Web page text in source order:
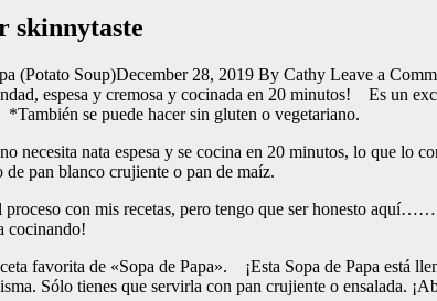
skinnytaste
(Potato Soup)December 28, 2019 By Cathy Leave a
espesa y cremosa y cocinada en 20 minutos! Es un
se puede hacer sin gluten o vegetariano.
necesita nata espesa y se cocina en 20 minutos, lo que
pan blanco crujiente o pan de maíz.
con mis recetas, pero tengo que ser honesto
cocinando!
favorita de «Sopa de Papa». ¡Esta Sopa de Papa está
Sólo tienes que servirla con pan crujiente o ensalada.